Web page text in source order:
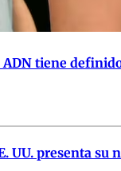
tiene
UU. presenta